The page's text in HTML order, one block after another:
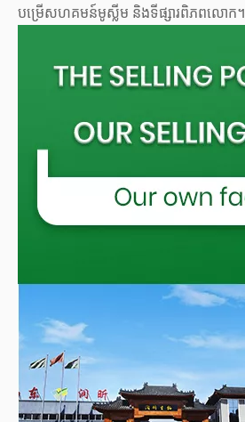
បម្រើសហគមន៍មូស្លីម និងទីផ្សារពិភពលោក។